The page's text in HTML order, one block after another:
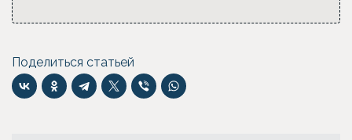
Поделиться статьей